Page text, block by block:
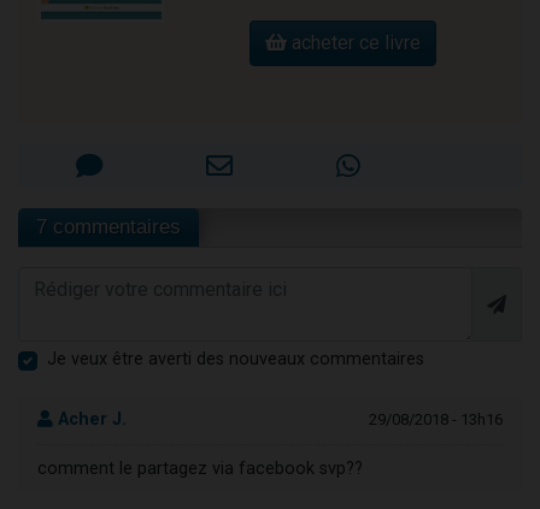
acheter ce livre
7 commentaires
Je veux être averti des nouveaux commentaires
Acher J. 29/08/2018 - 13h16
comment le partagez via facebook svp??